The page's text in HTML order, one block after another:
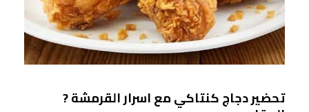
تحضير دجاج كنتاكي مع اسرار القرمشة ?